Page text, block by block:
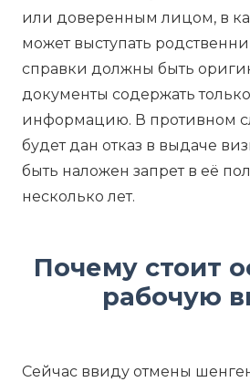
или доверенным лицом, в
может выступать
справки должны быть
документы содержать
информацию. В противном
будет дан отказ в выдаче
быть наложен запрет в её
несколько лет.
Почему стоит
рабочую
Сейчас ввиду отмены